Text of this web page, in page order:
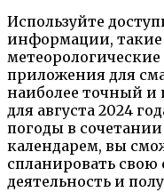
Используйте
информации,
приложения для
наиболее точный и
для августа 2024
погоды в
календарем, вы
спланировать свою
деятельность и